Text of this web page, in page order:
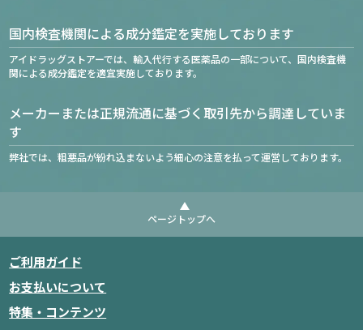
国内検査機関による成分鑑定を実施しております
アイドラッグストアーでは、輸入代行する医薬品の一部について、国内検査機
関による成分鑑定を適宜実施しております。
メーカーまたは正規流通に基づく取引先から調達していま
す
弊社では、粗悪品が紛れ込まないよう細心の注意を払って運営しております。
ページトップへ
ご利用ガイド
お支払いについて
特集・コンテンツ